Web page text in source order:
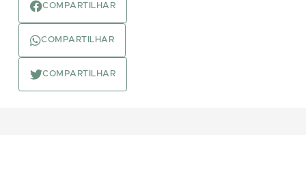
COMPARTILHAR
COMPARTILHAR
COMPARTILHAR